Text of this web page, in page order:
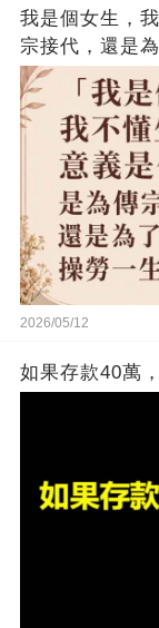
我是個女生，
宗接代，還是
2026/05/12
如果存款40萬